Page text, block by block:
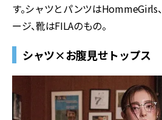
す。シャツとパンツはHommeGirls
ージ、靴はFILAのもの。
シャツ×お腹見せトップス